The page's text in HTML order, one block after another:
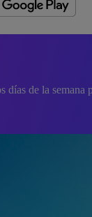
días de la semana